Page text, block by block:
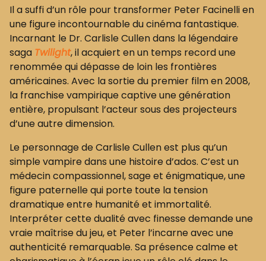
Il a suffi d’un rôle pour transformer Peter Facinelli en
une figure incontournable du cinéma fantastique.
Incarnant le Dr. Carlisle Cullen dans la légendaire
saga Twilight, il acquiert en un temps record une
renommée qui dépasse de loin les frontières
américaines. Avec la sortie du premier film en 2008,
la franchise vampirique captive une génération
entière, propulsant l’acteur sous des projecteurs
d’une autre dimension.
Le personnage de Carlisle Cullen est plus qu’un
simple vampire dans une histoire d’ados. C’est un
médecin compassionnel, sage et énigmatique, une
figure paternelle qui porte toute la tension
dramatique entre humanité et immortalité.
Interpréter cette dualité avec finesse demande une
vraie maîtrise du jeu, et Peter l’incarne avec une
authenticité remarquable. Sa présence calme et